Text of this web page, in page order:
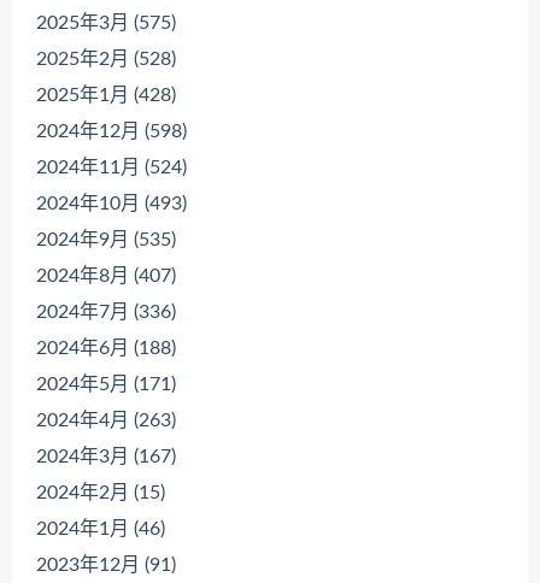
2025年3月 (575)
2025年2月 (528)
2025年1月 (428)
2024年12月 (598)
2024年11月 (524)
2024年10月 (493)
2024年9月 (535)
2024年8月 (407)
2024年7月 (336)
2024年6月 (188)
2024年5月 (171)
2024年4月 (263)
2024年3月 (167)
2024年2月 (15)
2024年1月 (46)
2023年12月 (91)